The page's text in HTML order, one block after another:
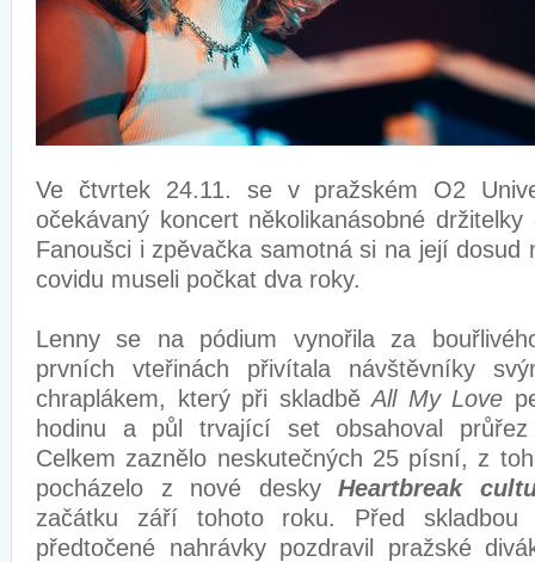
Ve čtvrtek 24.11. se v pražském O2
očekávaný koncert několikanásobné
Fanoušci i zpěvačka samotná si na její dosud
covidu museli počkat dva roky.
Lenny se na pódium vynořila za
prvních vteřinách přivítala návštěvníky
chraplákem, který při skladběAll My Love
hodinu a půl trvající set obsahoval průřez
Celkem zaznělo neskutečných 25 písní, z
pocházelo z nové desky Heartbreak
začátku září tohoto roku. Před
předtočené nahrávky pozdravil pražské